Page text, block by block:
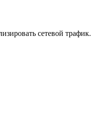
сетевой трафик.